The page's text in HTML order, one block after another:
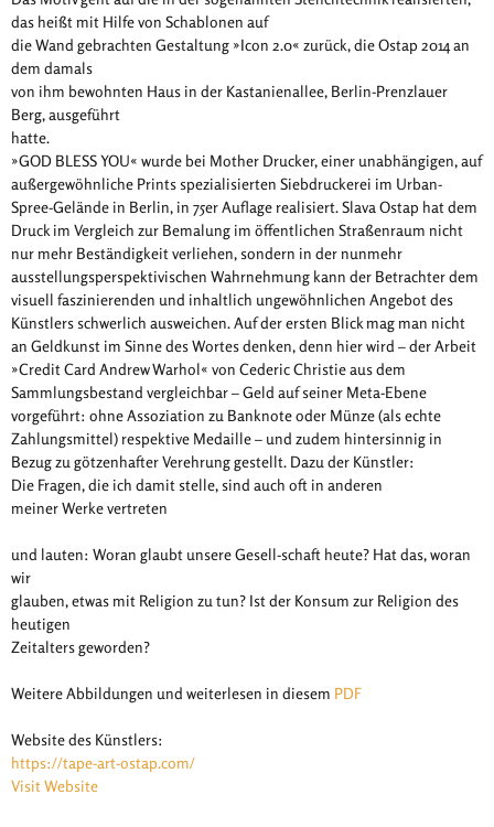
das heißt mit Hilfe von Schablonen auf
die Wand gebrachten Gestaltung »Icon 2.0« zurück, die Ostap 2014 an
dem damals
von ihm bewohnten Haus in der Kastanienallee, Berlin-Prenzlauer
Berg, ausgeführt
hatte.
»GOD BLESS YOU« wurde bei Mother Drucker, einer unabhängigen, auf
außergewöhnliche Prints spezialisierten Siebdruckerei im Urban-
Spree-Gelände in Berlin, in 75er Auflage realisiert. Slava Ostap hat dem
Druck im Vergleich zur Bemalung im öffentlichen Straßenraum nicht
nur mehr Beständigkeit verliehen, sondern in der nunmehr
ausstellungsperspektivischen Wahrnehmung kann der Betrachter dem
visuell faszinierenden und inhaltlich ungewöhnlichen Angebot des
Künstlers schwerlich ausweichen. Auf der ersten Blick mag man nicht
an Geldkunst im Sinne des Wortes denken, denn hier wird – der Arbeit
»Credit Card Andrew Warhol« von Cederic Christie aus dem
Sammlungsbestand vergleichbar – Geld auf seiner Meta-Ebene
vorgeführt: ohne Assoziation zu Banknote oder Münze (als echte
Zahlungsmittel) respektive Medaille – und zudem hintersinnig in
Bezug zu götzenhafter Verehrung gestellt. Dazu der Künstler:
Die Fragen, die ich damit stelle, sind auch oft in anderen
meiner Werke vertreten
und lauten: Woran glaubt unsere Gesell-schaft heute? Hat das, woran
wir
glauben, etwas mit Religion zu tun? Ist der Konsum zur Religion des
heutigen
Zeitalters geworden?
Weitere Abbildungen und weiterlesen in diesem PDF
Website des Künstlers:
https://tape-art-ostap.com/
Visit Website